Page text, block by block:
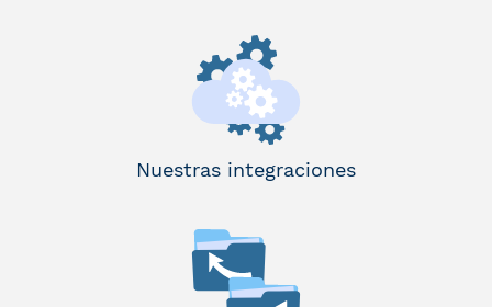
Nuestras integraciones